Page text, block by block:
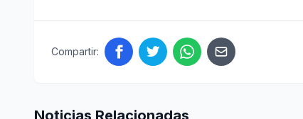
Compartir:
Noticias Relacionadas